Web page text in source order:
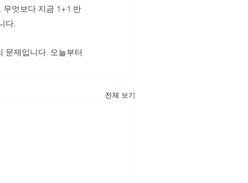
무엇보다 지금 1+1 반
다.
문제입니다. 오늘부터
전체 보기